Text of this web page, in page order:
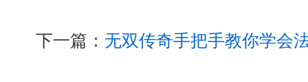
下一篇： 无双传奇手把手教你学会